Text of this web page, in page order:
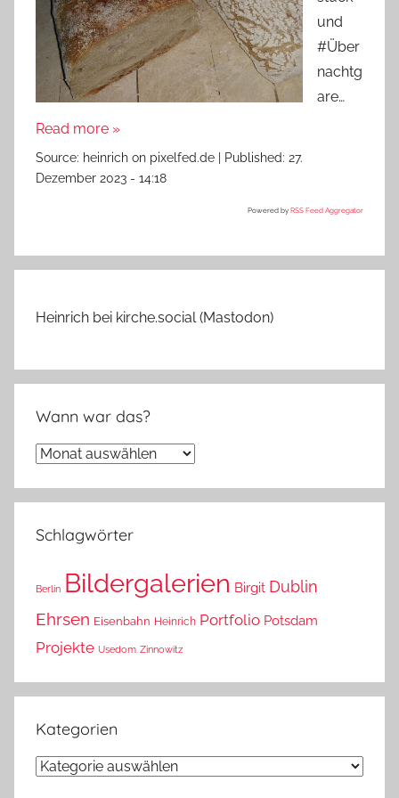
und
#Über
nachtg
are…
Read more »
Source: heinrich on pixelfed.de Published: 27.
Dezember 2023 - 14:18
Powered by RSS Feed Aggregator
Heinrich bei kirche.social (Mastodon)
Wann war das?
Wann
das?
Schlagwörter
Berlin Bildergalerien Birgit Dublin
Ehrsen Eisenbahn Heinrich Portfolio Potsdam
Projekte Usedom Zinnowitz
Kategorien
Kategorien